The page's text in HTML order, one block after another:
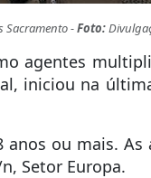
Sacramento -Foto:
agentes
iniciou na
ou mais.
Setor Europa.